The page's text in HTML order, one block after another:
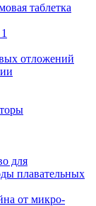
таблетка
отложений
для
плавательных
от микро-